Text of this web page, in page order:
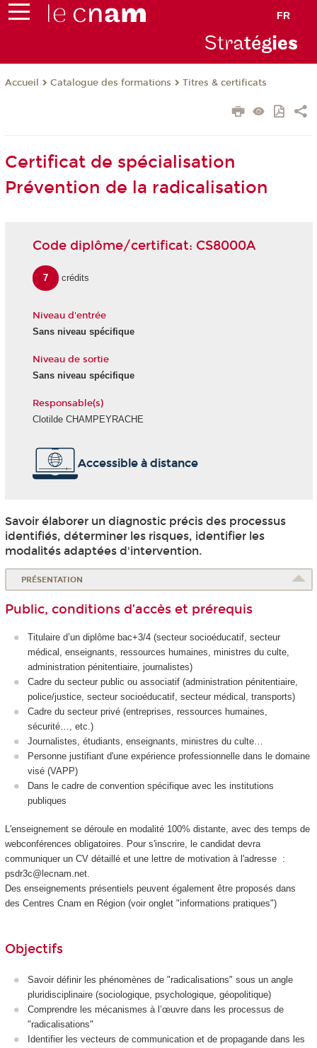
FR
Stratégies
Accueil Catalogue des formations Titres & certificats
Certificat de spécialisation
Prévention de la radicalisation
Code diplôme/certificat: CS8000A
7 crédits
Niveau d'entrée
Sans niveau spécifique
Niveau de sortie
Sans niveau spécifique
Responsable(s)
Clotilde CHAMPEYRACHE
Accessible à distance
Savoir élaborer un diagnostic précis des processus
identifiés, déterminer les risques, identifier les
modalités adaptées d'intervention.
PRÉSENTATION
Public, conditions d’accès et prérequis
Titulaire d’un diplôme bac+3/4 (secteur socioéducatif, secteur
médical, enseignants, ressources humaines, ministres du culte,
administration pénitentiaire, journalistes)
Cadre du secteur public ou associatif (administration pénitentiaire,
police/justice, secteur socioéducatif, secteur médical, transports)
Cadre du secteur privé (entreprises, ressources humaines,
sécurité…, etc.)
Journalistes, étudiants, enseignants, ministres du culte…
Personne justifiant d'une expérience professionnelle dans le domaine
visé (VAPP)
Dans le cadre de convention spécifique avec les institutions
publiques
L'enseignement se déroule en modalité 100% distante, avec des temps de
webconférences obligatoires. Pour s'inscrire, le candidat devra
communiquer un CV détaillé et une lettre de motivation à l'adresse :
psdr3c@lecnam.net.
Des enseignements présentiels peuvent également être proposés dans
des Centres Cnam en Région (voir onglet "informations pratiques")
Objectifs
Savoir définir les phénomènes de "radicalisations" sous un angle
pluridisciplinaire (sociologique, psychologique, géopolitique)
Comprendre les mécanismes à l’œuvre dans les processus de
"radicalisations"
Identifier les vecteurs de communication et de propagande dans les